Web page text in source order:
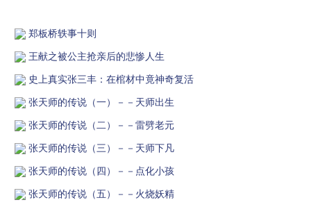
郑板桥轶事十则
王献之被公主抢亲后的悲惨人生
史上真实张三丰：在棺材中竟神奇复活
张天师的传说（一）－－天师出生
张天师的传说（二）－－雷劈老元
张天师的传说（三）－－天师下凡
张天师的传说（四）－－点化小孩
张天师的传说（五）－－火烧妖精